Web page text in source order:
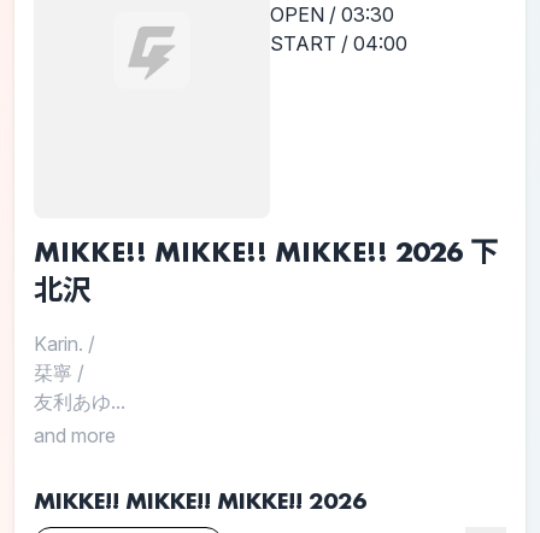
OPEN / 03:30
START / 04:00
MIKKE!! MIKKE!! MIKKE!! 2026 下
北沢
Karin. /
栞寧 /
友利あゆ...
and more
MIKKE!! MIKKE!! MIKKE!! 2026